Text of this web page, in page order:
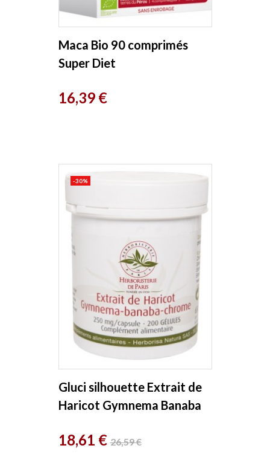
Maca Bio 90 comprimés
Super Diet
Prix
16,39 €
Gluci silhouette Extrait de
Haricot Gymnema Banaba
Prix
18,61 €Prix
26,59 €
-30%